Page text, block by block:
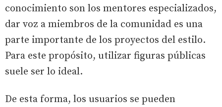
conocimiento son los mentores especializados,
dar voz a miembros de la comunidad es una
parte importante de los proyectos del estilo.
Para este propósito, utilizar figuras públicas
suele ser lo ideal.
De esta forma, los usuarios se pueden